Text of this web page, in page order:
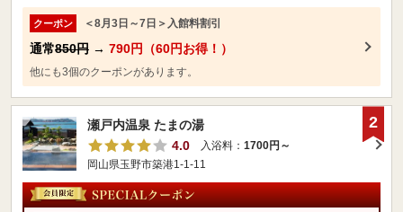
クーポン ＜8月3日～7日＞入館料割引
通常850円 → 790円（60円お得！）
他にも3個のクーポンがあります。
瀬戸内温泉 たまの湯
4.0
入浴料： 1700円～
岡山県玉野市築港1-1-11
2